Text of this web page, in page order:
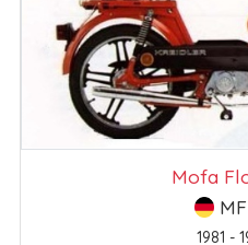
Mofa
1981 -